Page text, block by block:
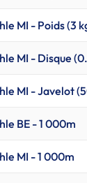
MI - Poids (3
MI - Disque
MI - Javelot
BE - 1 000m
MI - 1 000m